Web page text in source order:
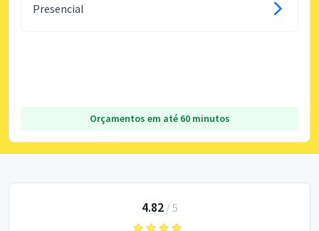
Presencial
Orçamentos em até 60 minutos
4.82/ 5